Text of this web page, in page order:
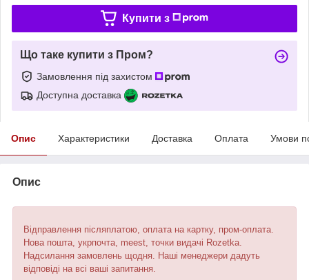
Купити з
Що таке купити з Пром?
Замовлення під захистом
Доступна доставка
Опис Характеристики Доставка Оплата Умови
Опис
Відправлення післяплатою, оплата на картку, пром-оплата.
Нова пошта, укрпочта, meest, точки видачі Rozetka.
Надсилання замовлень щодня. Наші менеджери дадуть
відповіді на всі ваші запитання.